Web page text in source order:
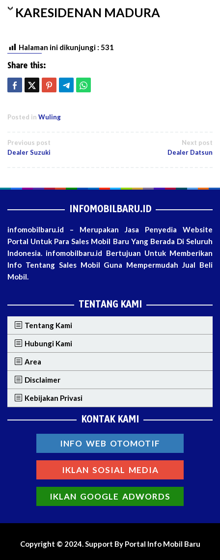
KARESIDENAN MADURA
Halaman ini dikunjungi : 531
Share this:
Posted in Wuling
Post
Previous post
Dealer Suzuki
Next post
Dealer Datsun
INFOMOBILBARU.ID
infomobilbaru.id – Merupakan Jasa Penyedia Website
Portal Untuk Para Sales Mobil Baru Yang Berada Di Seluruh
Indonesia. infomobilbaru.id Bertujuan Untuk Memberikan
Info Tentang Sales Mobil Guna Mempermudah Jual Beli
Mobil.
TENTANG KAMI
Tentang Kami
Hubungi Kami
Area
Disclaimer
Kebijakan Privasi
KONTAK KAMI
INFO WEB OTOMOTIF
IKLAN SOSIAL MEDIA
IKLAN GOOGLE ADWORDS
Copyright © 2024. Support By Portal Info Mobil Baru